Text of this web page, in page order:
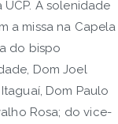
A solenidade
a missa na Capela
do bispo
Dom Joel
Dom Paulo
Rosa; do vice-